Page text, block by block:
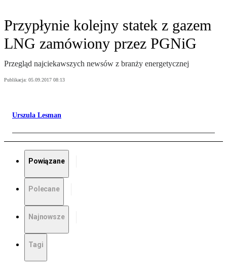
Przypłynie kolejny statek z gazem
LNG zamówiony przez PGNiG
Przegląd najciekawszych newsów z branży energetycznej
Publikacja: 05.09.2017 08:13
Urszula Lesman
Powiązane
Polecane
Najnowsze
Tagi